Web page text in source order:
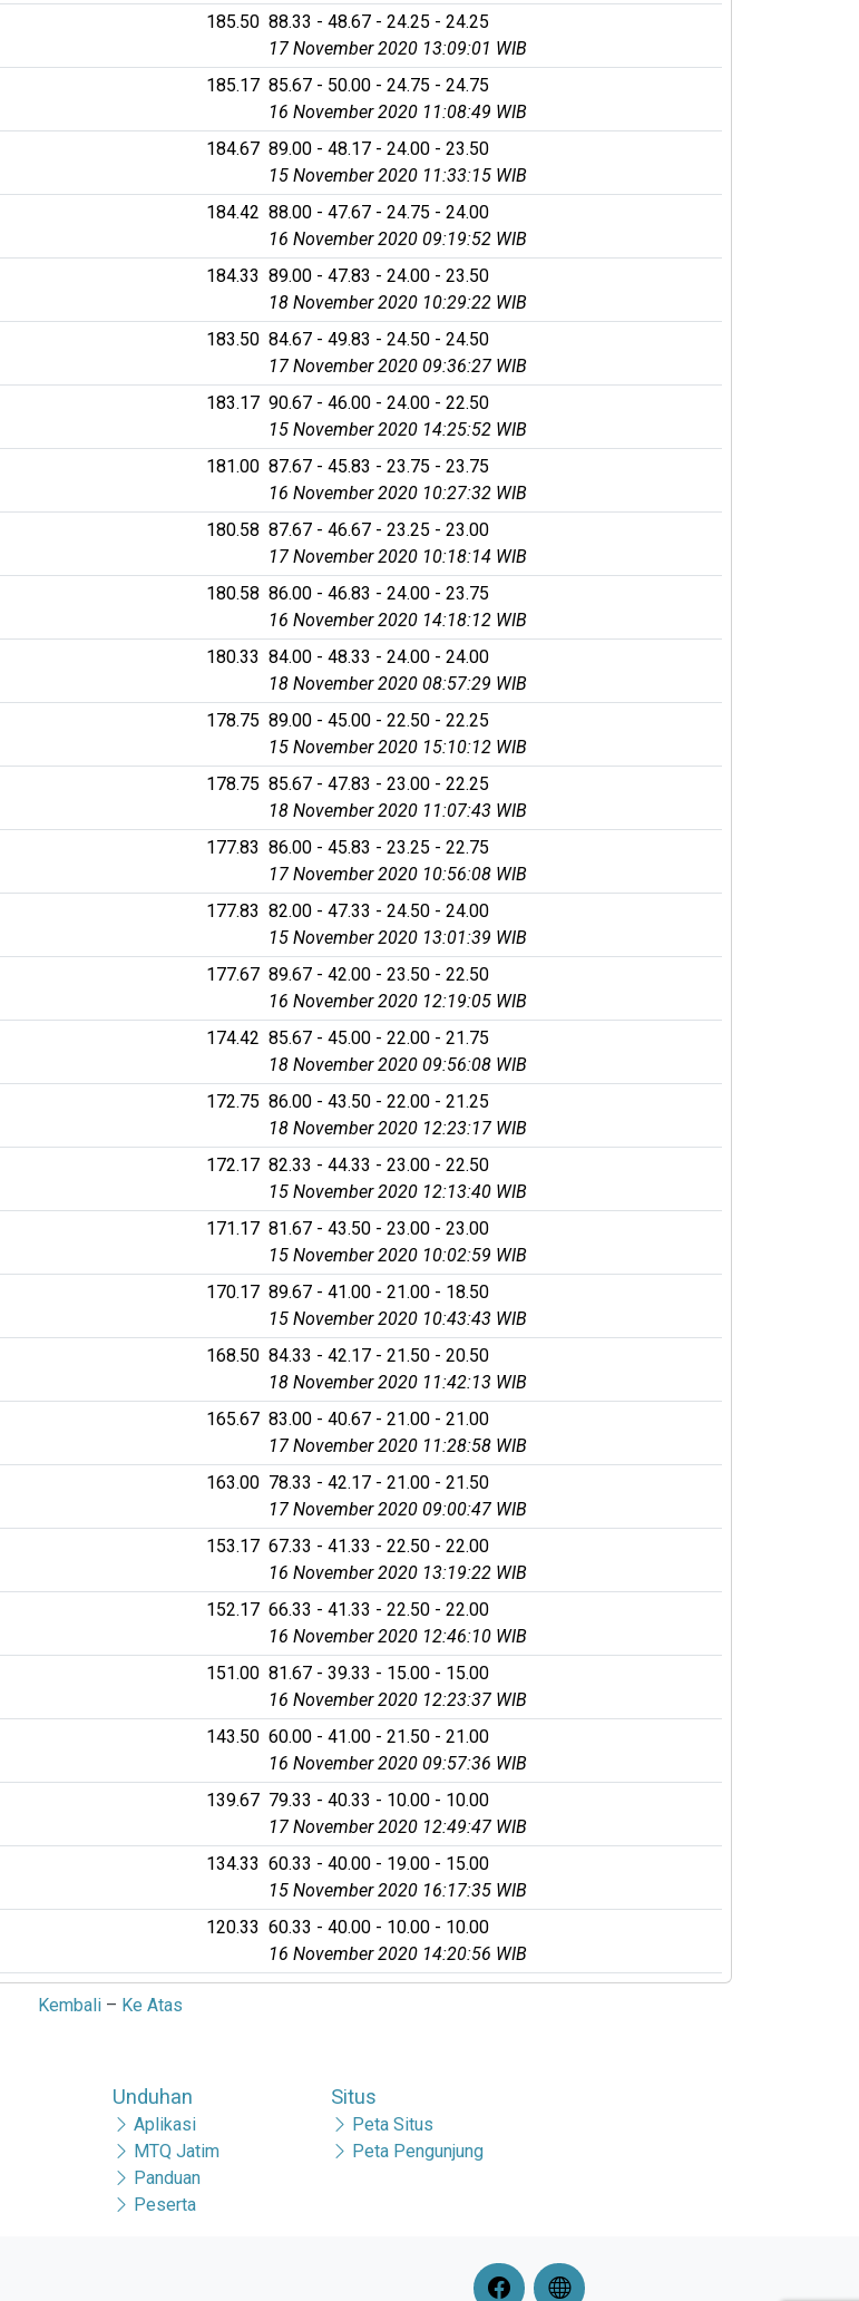
185.50 88.33 - 48.67 - 24.25 - 24.25
17 November 2020 13:09:01 WIB
185.17 85.67 - 50.00 - 24.75 - 24.75
16 November 2020 11:08:49 WIB
184.67 89.00 - 48.17 - 24.00 - 23.50
15 November 2020 11:33:15 WIB
184.42 88.00 - 47.67 - 24.75 - 24.00
16 November 2020 09:19:52 WIB
184.33 89.00 - 47.83 - 24.00 - 23.50
18 November 2020 10:29:22 WIB
183.50 84.67 - 49.83 - 24.50 - 24.50
17 November 2020 09:36:27 WIB
183.17 90.67 - 46.00 - 24.00 - 22.50
15 November 2020 14:25:52 WIB
181.00 87.67 - 45.83 - 23.75 - 23.75
16 November 2020 10:27:32 WIB
180.58 87.67 - 46.67 - 23.25 - 23.00
17 November 2020 10:18:14 WIB
180.58 86.00 - 46.83 - 24.00 - 23.75
16 November 2020 14:18:12 WIB
180.33 84.00 - 48.33 - 24.00 - 24.00
18 November 2020 08:57:29 WIB
178.75 89.00 - 45.00 - 22.50 - 22.25
15 November 2020 15:10:12 WIB
178.75 85.67 - 47.83 - 23.00 - 22.25
18 November 2020 11:07:43 WIB
177.83 86.00 - 45.83 - 23.25 - 22.75
17 November 2020 10:56:08 WIB
177.83 82.00 - 47.33 - 24.50 - 24.00
15 November 2020 13:01:39 WIB
177.67 89.67 - 42.00 - 23.50 - 22.50
16 November 2020 12:19:05 WIB
174.42 85.67 - 45.00 - 22.00 - 21.75
18 November 2020 09:56:08 WIB
172.75 86.00 - 43.50 - 22.00 - 21.25
18 November 2020 12:23:17 WIB
172.17 82.33 - 44.33 - 23.00 - 22.50
15 November 2020 12:13:40 WIB
171.17 81.67 - 43.50 - 23.00 - 23.00
15 November 2020 10:02:59 WIB
170.17 89.67 - 41.00 - 21.00 - 18.50
15 November 2020 10:43:43 WIB
168.50 84.33 - 42.17 - 21.50 - 20.50
18 November 2020 11:42:13 WIB
165.67 83.00 - 40.67 - 21.00 - 21.00
17 November 2020 11:28:58 WIB
163.00 78.33 - 42.17 - 21.00 - 21.50
17 November 2020 09:00:47 WIB
153.17 67.33 - 41.33 - 22.50 - 22.00
16 November 2020 13:19:22 WIB
152.17 66.33 - 41.33 - 22.50 - 22.00
16 November 2020 12:46:10 WIB
151.00 81.67 - 39.33 - 15.00 - 15.00
16 November 2020 12:23:37 WIB
143.50 60.00 - 41.00 - 21.50 - 21.00
16 November 2020 09:57:36 WIB
139.67 79.33 - 40.33 - 10.00 - 10.00
17 November 2020 12:49:47 WIB
134.33 60.33 - 40.00 - 19.00 - 15.00
15 November 2020 16:17:35 WIB
120.33 60.33 - 40.00 - 10.00 - 10.00
16 November 2020 14:20:56 WIB
Kembali – Ke Atas
Unduhan
Aplikasi
MTQ Jatim
Panduan
Peserta
Situs
Peta Situs
Peta Pengunjung